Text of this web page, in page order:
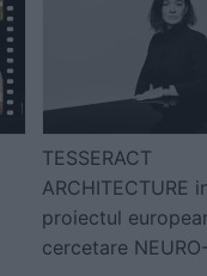
TESSERACT
ARCHITECTURE
proiectul
cercetare